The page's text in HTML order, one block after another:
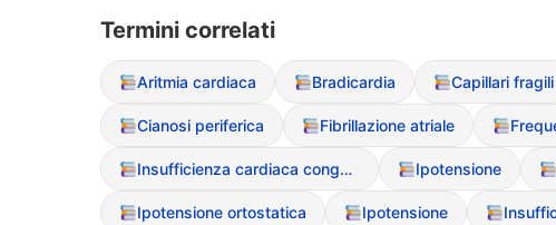
Termini correlati
Aritmia cardiaca Bradicardia Capillari fragili
Cianosi periferica Fibrillazione atriale
Insufficienza cardiaca congestizia Ipotensione
Ipotensione ortostatica Ipotensione